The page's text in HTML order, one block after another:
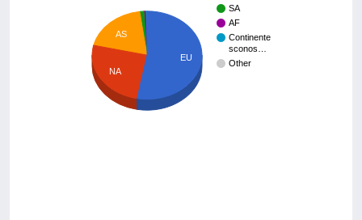
SA
AF
Continente
sconos…
Other
AS
NA
EU